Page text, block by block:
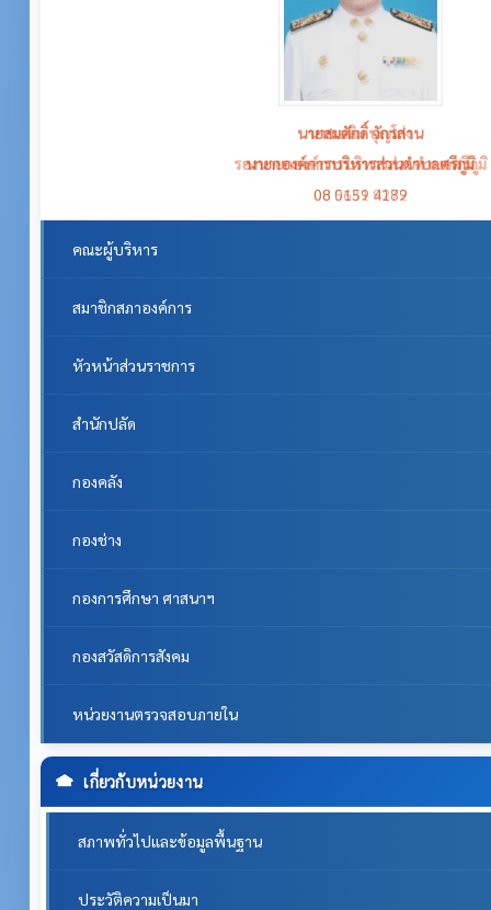
นายเฉลิม บุญโก่ง
รองนายกองค์การบริหารส่วนตำบลศรีภูมิ
08 5631 9272
คณะผู้บริหาร
สมาชิกสภาองค์การ
หัวหน้าส่วนราชการ
สำนักปลัด
กองคลัง
กองช่าง
กองการศึกษา ศาสนาฯ
กองสวัสดิการสังคม
หน่วยงานตรวจสอบภายใน
เกี่ยวกับหน่วยงาน
สภาพทั่วไปและข้อมูลพื้นฐาน
ประวัติความเป็นมา